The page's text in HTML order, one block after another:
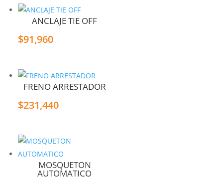
ANCLAJE TIE OFF
$91,960
FRENO ARRESTADOR
$231,440
MOSQUETON
AUTOMATICO